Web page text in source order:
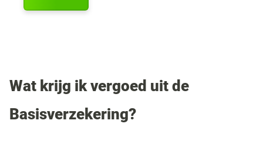
Wat krijg ik vergoed uit de
Basisverzekering?